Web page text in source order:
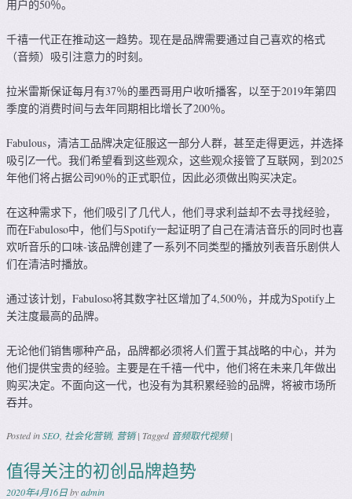
用户的50％。
千禧一代正在推动这一趋势。现在是品牌需要通过自己喜欢的格式
（音频）吸引注意力的时刻。
拉米雷斯保证每月有37％的墨西哥用户收听播客，以至于2019年第四
季度的消费时间与去年同期相比增长了200％。
Fabulous，清洁工品牌决定征服这一部分人群，甚至走得更远，并选择
吸引Z一代。我们希望看到这些观众，这些观众接管了互联网，到2025
年他们将占据公司90％的正式职位，因此必须做出购买决定。
在这种需求下，他们吸引了几代人，他们寻求利益却不去寻找经验，
而在Fabuloso中，他们与Spotify一起证明了自己在清洁音乐的同时也喜
欢听音乐的口味-该品牌创建了一系列不同类型的播放列表音乐剧供人
们在清洁时播放。
通过该计划，Fabuloso将其数字社区增加了4,500％，并成为Spotify上
关注度最高的品牌。
无论他们销售哪种产品，品牌都必须将人们置于其战略的中心，并为
他们提供宝贵的经验。主要是在千禧一代中，他们将在未来几年做出
购买决定。不面向这一代，也没有为其积累经验的品牌，将被市场所
吞并。
Posted inSEO 社会化营销, 营销 | Tagged 音频取代视频 |
值得关注的初创品牌趋势
2020年4月16日byadmin